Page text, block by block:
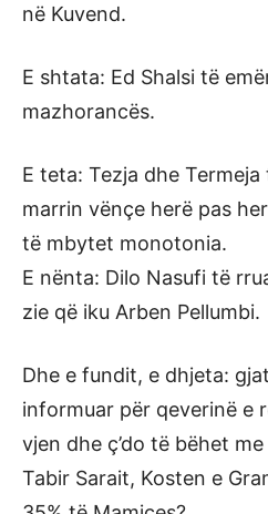
në Kuvend.
E shtata: Ed Shalsi të
mazhorancës.
E teta: Tezja dhe Termeja
marrin vënçe herë pas
të mbytet monotonia.
E nënta: Dilo Nasufi të
zie që iku Arben Pellumbi.
Dhe e fundit, e dhjeta:
informuar për qeverinë e
vjen dhe ç’do të bëhet
Tabir Sarait, Kosten e